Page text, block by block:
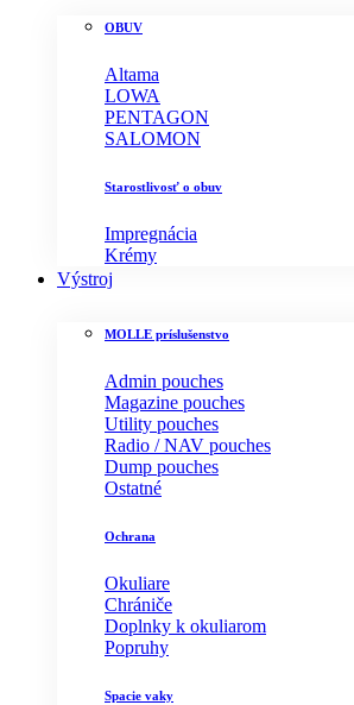
OBUV
Altama
LOWA
PENTAGON
SALOMON
Starostlivosť o obuv
Impregnácia
Krémy
Výstroj
MOLLE príslušenstvo
Admin pouches
Magazine pouches
Utility pouches
Radio / NAV pouches
Dump pouches
Ostatné
Ochrana
Okuliare
Chrániče
Doplnky k okuliarom
Popruhy
Spacie vaky